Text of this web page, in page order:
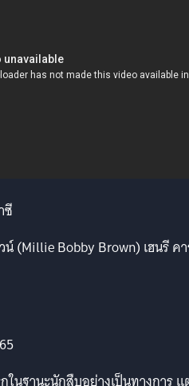
(Millie Bobby Brown) เฮนรี ค